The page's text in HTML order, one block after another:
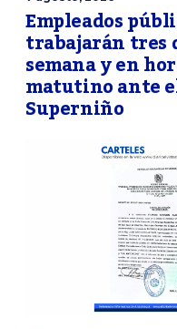
Empleados
trabajarán tres
semana y en
matutino ante
Superniño